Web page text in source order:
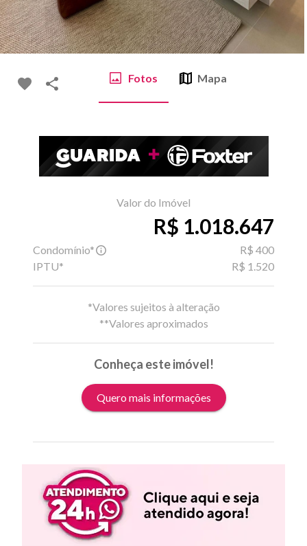
Fotos Mapa
Valor do Imóvel
R$ 1.018.647
Condomínio*
R$ 400
IPTU*
R$ 1.520
*Valores sujeitos à alteração
**Valores aproximados
Conheça este imóvel!
Quero mais informações